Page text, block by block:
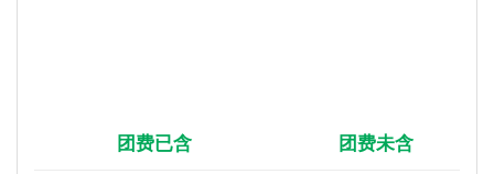
团费已含 团费未含